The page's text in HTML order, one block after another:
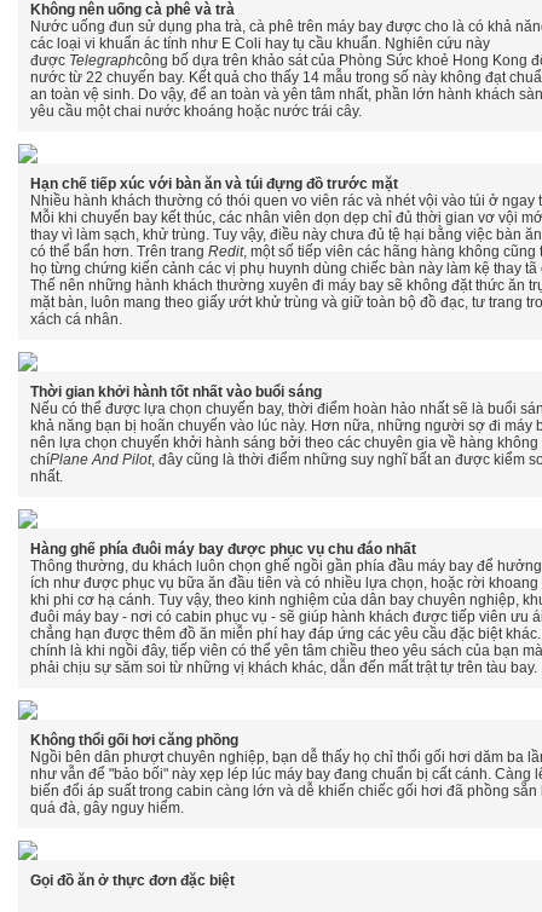
Không nên uống cà phê và trà
Nước uống đun sử dụng pha trà, cà phê trên máy bay được cho là có khả
các loại vi khuẩn ác tính như E Coli hay tụ cầu khuẩn. Nghiên cứu này
được Telegraphcông bố dựa trên khảo sát của Phòng Sức khoẻ Hong Kong
nước từ 22 chuyến bay. Kết quả cho thấy 14 mẫu trong số này không đạt
an toàn vệ sinh. Do vậy, để an toàn và yên tâm nhất, phần lớn hành khách
yêu cầu một chai nước khoáng hoặc nước trái cây.
Hạn chế tiếp xúc với bàn ăn và túi đựng đồ trước mặt
Nhiều hành khách thường có thói quen vo viên rác và nhét vội vào túi ở ngay
Mỗi khi chuyến bay kết thúc, các nhân viên dọn dẹp chỉ đủ thời gian vơ vội
thay vì làm sạch, khử trùng. Tuy vậy, điều này chưa đủ tệ hại bằng việc bàn
có thể bẩn hơn. Trên trang Redit, một số tiếp viên các hãng hàng không cũng
họ từng chứng kiến cảnh các vị phụ huynh dùng chiếc bàn này làm kệ thay tã
Thế nên những hành khách thường xuyên đi máy bay sẽ không đặt thức ăn
mặt bàn, luôn mang theo giấy ướt khử trùng và giữ toàn bộ đồ đạc, tư trang
xách cá nhân.
Thời gian khởi hành tốt nhất vào buổi sáng
Nếu có thể được lựa chọn chuyến bay, thời điểm hoàn hảo nhất sẽ là buổi
khả năng bạn bị hoãn chuyến vào lúc này. Hơn nữa, những người sợ đi máy
nên lựa chọn chuyến khởi hành sáng bởi theo các chuyên gia về hàng không
chíPlane And Pilot, đây cũng là thời điểm những suy nghĩ bất an được kiểm
nhất.
Hàng ghế phía đuôi máy bay được phục vụ chu đáo nhất
Thông thường, du khách luôn chọn ghế ngồi gần phía đầu máy bay để
ích như được phục vụ bữa ăn đầu tiên và có nhiều lựa chọn, hoặc rời khoang
khi phi cơ hạ cánh. Tuy vậy, theo kinh nghiệm của dân bay chuyên nghiệp,
đuôi máy bay - nơi có cabin phục vụ - sẽ giúp hành khách được tiếp viên ưu
chẳng hạn được thêm đồ ăn miễn phí hay đáp ứng các yêu cầu đặc biệt
chính là khi ngồi đây, tiếp viên có thể yên tâm chiều theo yêu sách của bạn
phải chịu sự săm soi từ những vị khách khác, dẫn đến mất trật tự trên tàu bay.
Không thổi gối hơi căng phồng
Ngồi bên dân phượt chuyên nghiệp, bạn dễ thấy họ chỉ thổi gối hơi dăm ba
như vẫn để "bảo bối" này xẹp lép lúc máy bay đang chuẩn bị cất cánh. Càng
biến đổi áp suất trong cabin càng lớn và dễ khiến chiếc gối hơi đã phồng sẵn
quá đà, gây nguy hiểm.
Gọi đồ ăn ở thực đơn đặc biệt